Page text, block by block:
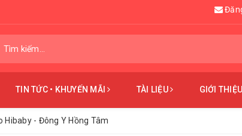
TIN TỨC • KHUYẾN MÃI TÀI LIỆU GIỚI THIỆU
Hibaby - Đông Y Hồng Tâm